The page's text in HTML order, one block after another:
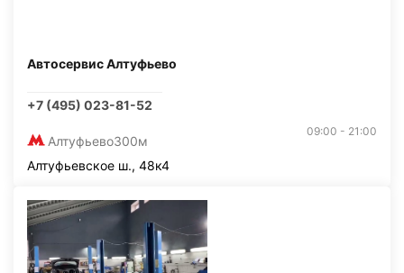
Автосервис Алтуфьево
+7 (495) 023-81-52
Алтуфьево300м
09:00 - 21:00
Алтуфьевское ш., 48к4